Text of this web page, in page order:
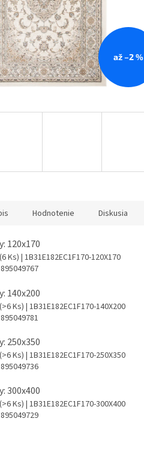
až –2 %
Hodnotenie Diskusia
120x170
(6 Ks) | 1B31E182EC1F170-120X170
140x200
(>6 Ks) | 1B31E182EC1F170-140X200
250x350
(>6 Ks) | 1B31E182EC1F170-250X350
300x400
(>6 Ks) | 1B31E182EC1F170-300X400